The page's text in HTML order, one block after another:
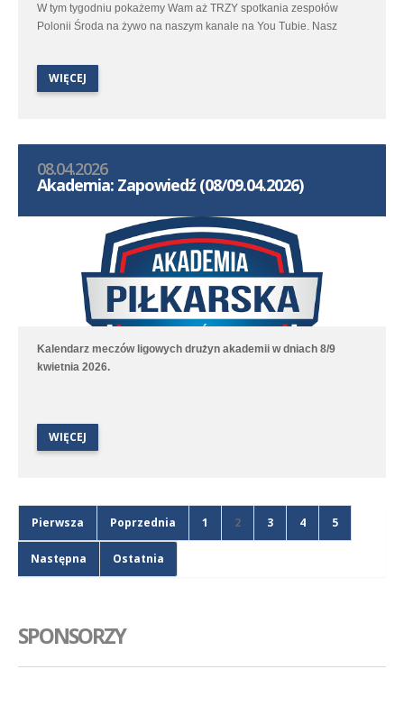
W tym tygodniu pokażemy Wam aż TRZY spotkania zespołów
Polonii Środa na żywo na naszym kanale na You Tubie. Nasz
będziecie mogli zobaczyć mecz V ligi pomiędzy Avią Kamionki a
drugim zespołem Polonii Środa. Orlen I ligi kobiet Polonia Środa –
WIĘCEJ
08.04.2026
Akademia: Zapowiedź (08/09.04.2026)
Kalendarz meczów ligowych drużyn akademii w dniach 8/9
kwietnia 2026.
WIĘCEJ
Pierwsza Poprzednia 1 2 3 4 5
Następna Ostatnia
SPONSORZY